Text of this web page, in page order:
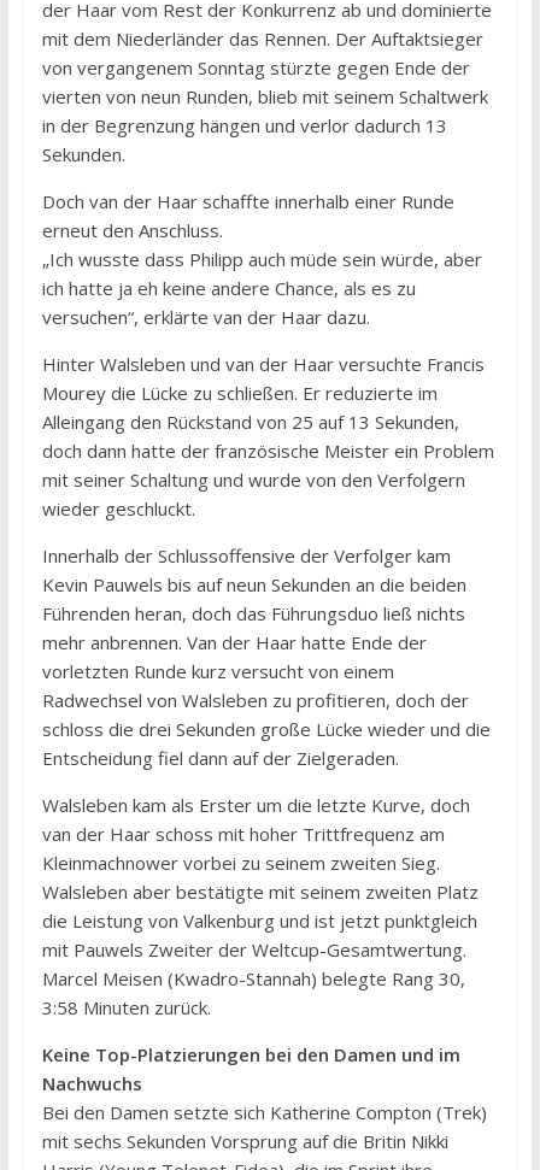
der Haar vom Rest der Konkurrenz ab und dominierte
mit dem Niederländer das Rennen. Der Auftaktsieger
von vergangenem Sonntag stürzte gegen Ende der
vierten von neun Runden, blieb mit seinem Schaltwerk
in der Begrenzung hängen und verlor dadurch 13
Sekunden.
Doch van der Haar schaffte innerhalb einer Runde
erneut den Anschluss.
„Ich wusste dass Philipp auch müde sein würde, aber
ich hatte ja eh keine andere Chance, als es zu
versuchen“, erklärte van der Haar dazu.
Hinter Walsleben und van der Haar versuchte Francis
Mourey die Lücke zu schließen. Er reduzierte im
Alleingang den Rückstand von 25 auf 13 Sekunden,
doch dann hatte der französische Meister ein Problem
mit seiner Schaltung und wurde von den Verfolgern
wieder geschluckt.
Innerhalb der Schlussoffensive der Verfolger kam
Kevin Pauwels bis auf neun Sekunden an die beiden
Führenden heran, doch das Führungsduo ließ nichts
mehr anbrennen. Van der Haar hatte Ende der
vorletzten Runde kurz versucht von einem
Radwechsel von Walsleben zu profitieren, doch der
schloss die drei Sekunden große Lücke wieder und die
Entscheidung fiel dann auf der Zielgeraden.
Walsleben kam als Erster um die letzte Kurve, doch
van der Haar schoss mit hoher Trittfrequenz am
Kleinmachnower vorbei zu seinem zweiten Sieg.
Walsleben aber bestätigte mit seinem zweiten Platz
die Leistung von Valkenburg und ist jetzt punktgleich
mit Pauwels Zweiter der Weltcup-Gesamtwertung.
Marcel Meisen (Kwadro-Stannah) belegte Rang 30,
3:58 Minuten zurück.
Keine Top-Platzierungen bei den Damen und im
Nachwuchs
Bei den Damen setzte sich Katherine Compton (Trek)
mit sechs Sekunden Vorsprung auf die Britin Nikki